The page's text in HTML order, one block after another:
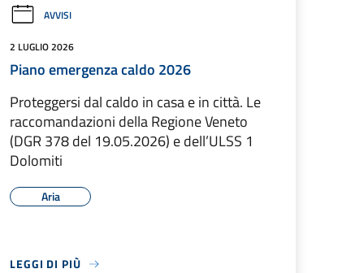
AVVISI
2 LUGLIO 2026
Piano emergenza caldo 2026
Proteggersi dal caldo in casa e in città. Le
raccomandazioni della Regione Veneto
(DGR 378 del 19.05.2026) e dell’ULSS 1
Dolomiti
Aria
LEGGI DI PIÙ